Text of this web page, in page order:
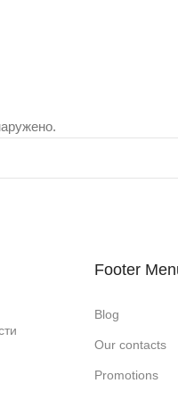
Footer
Blog
Our contacts
Promotions